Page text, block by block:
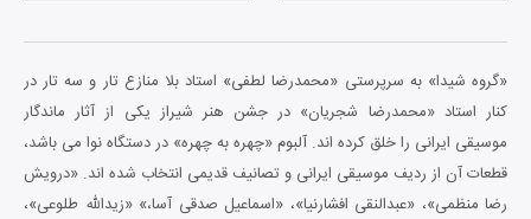
«گروه شیدا» به سرپرستی «محمدرضا لطفی» استاد بلا منازع تار و سه تار در
کنار استاد «محمدرضا شجریان» در جشن هنر شیراز یکی از آثار ماندگار
موسیقی ایرانی را خلق کرده اند. آلبوم «چهره به چهره» در دستگاه نوا می باشد،
قطعات آن از ردیف موسیقی ایرانی و تصانیف قدیمی انتخاب شده اند. «درویش
رضا منظمی»، «عبدالنقی افشارنیا»، «اسماعیل صدقی آسا،» «زیدالله طلوعی»،